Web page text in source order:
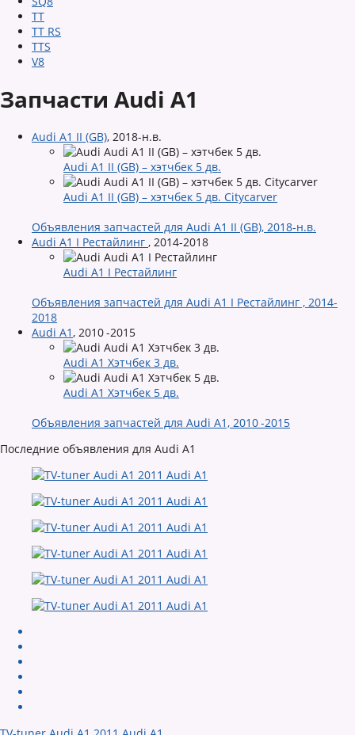
TT
TT RS
TTS
V8
Запчасти Audi A1
Audi A1 II (GB), 2018-н.в.
Audi A1 II (GB) – хэтчбек 5 дв.
Audi A1 II (GB) – хэтчбек 5 дв. Citycarver
Объявления запчастей для Audi A1 II (GB), 2018-н.в.
Audi A1 I Рестайлинг , 2014-2018
Audi A1 I Рестайлинг
Объявления запчастей для Audi A1 I Рестайлинг , 2014-
2018
Audi A1 , 2010 -2015
Audi A1 Хэтчбек 3 дв.
Audi A1 Хэтчбек 5 дв.
Объявления запчастей для Audi A1, 2010 -2015
Последние объявления для Audi A1